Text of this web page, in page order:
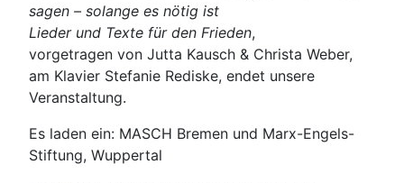
sagen – solange es nötig ist
Lieder und Texte für den Frieden,
vorgetragen von Jutta Kausch & Christa Weber,
am Klavier Stefanie Rediske, endet unsere
Veranstaltung.
Es laden ein: MASCH Bremen und Marx-Engels-
Stiftung, Wuppertal